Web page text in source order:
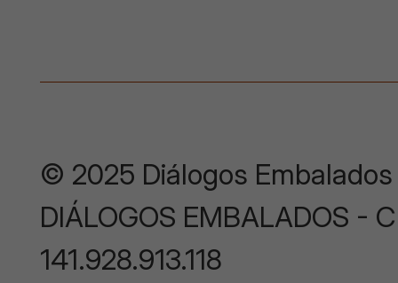
© 2025 Diálogos Embalados
DIÁLOGOS EMBALADOS -
141.928.913.118